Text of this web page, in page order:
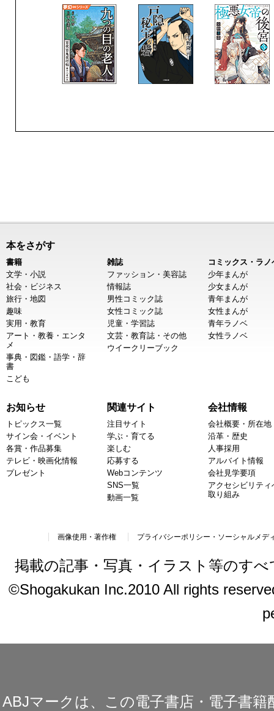
本をさがす
書籍
文学・小説
社会・ビジネス
旅行・地図
趣味
実用・教育
アート・教養・エンタ
メ
事典・図鑑・語学・辞
書
こども
雑誌
ファッション・美容誌
情報誌
男性コミック誌
女性コミック誌
児童・学習誌
文芸・教育誌・その他
ウイークリーブック
コミックス・ラノ
少年まんが
少女まんが
青年まんが
女性まんが
青年ラノベ
女性ラノベ
お知らせ
トピックス一覧
サイン会・イベント
各賞・作品募集
テレビ・映画化情報
プレゼント
関連サイト
注目サイト
学ぶ・育てる
楽しむ
応募する
Webコンテンツ
SNS一覧
動画一覧
会社情報
会社概要・所在地
沿革・歴史
人事採用
アルバイト情報
会社見学要項
アクセシビリティ
取り組み
画像使用・著作権 プライバシーポリシー・ソーシャルメデ
掲載の記事・写真・イラスト等のす
©Shogakukan Inc.2010 All rights
ABJマークは、この電子書店・電子書